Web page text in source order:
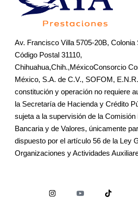
Av. Francisco Villa 5705-20B, Colonia
Código Postal 31110,
Chihuahua,Chih.,MéxicoConsorcio
México, S.A. de C.V., SOFOM,
constitución y operación no requiere
la Secretaría de Hacienda y Crédito
sujeta a la supervisión de la Comisión
Bancaria y de Valores, únicamente
dispuesto por el artículo 56 de la Ley
Organizaciones y Actividades